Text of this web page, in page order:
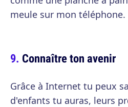
meule sur mon téléphone.
Connaître ton avenir
Grâce à Internet tu peux
d'enfants tu auras, leurs